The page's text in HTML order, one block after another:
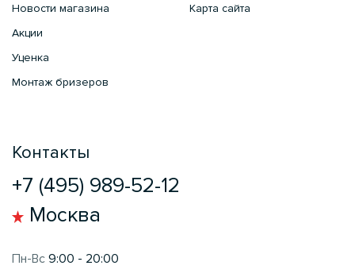
Новости магазина
Акции
Уценка
Монтаж бризеров
Карта сайта
Контакты
+7 (495) 989-52-12
Москва
Пн-Вс 9:00 - 20:00